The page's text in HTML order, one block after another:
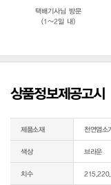
택배기사님 방문
(1~2일 내)
상품정보제공고시
제품소재 천연염소
색상 브라운
치수